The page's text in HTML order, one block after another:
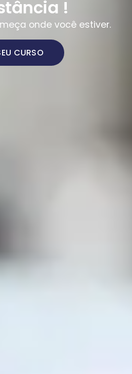
!
onde você estiver.
CURSO